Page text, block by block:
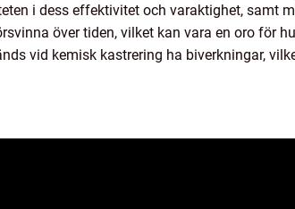
i dess effektivitet och varaktighet, samt
över tiden, vilket kan vara en oro för
vid kemisk kastrering ha biverkningar,